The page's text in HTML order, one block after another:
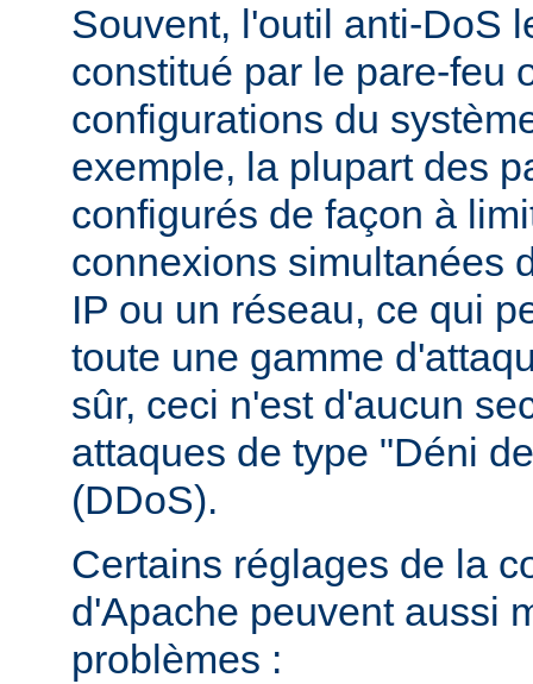
Souvent, l'outil anti-DoS
constitué par le pare-feu
configurations du
exemple, la plupart des
configurés de façon à
connexions simultanées
IP ou un réseau, ce qui
toute une gamme
sûr, ceci n'est d'aucun
attaques de type "Déni
(DDoS).
Certains réglages de la
d'Apache peuvent aussi
problèmes :